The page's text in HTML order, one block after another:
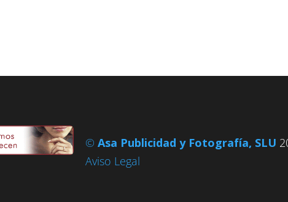
©Asa Publicidad y Fotografía, SLU
Aviso Legal